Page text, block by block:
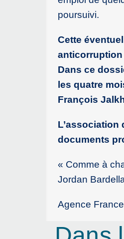
poursuivi.
Cette
anticorruption
Dans ce
les quatre
François
L’association
documents
« Comme à
Jordan
Agence